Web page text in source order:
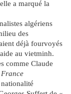
a marqué la
algériens
des
déjà fourvoyés
au vietminh.
comme Claude
France